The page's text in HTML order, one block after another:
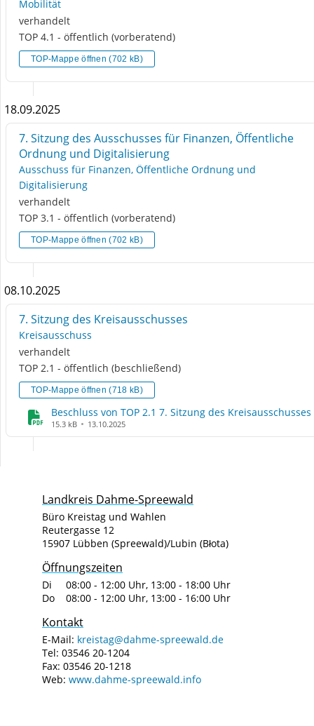
Mobilität
verhandelt
TOP 4.1 - öffentlich (vorberatend)
TOP-Mappe öffnen (702 kB)
18.09.2025
7. Sitzung des Ausschusses für Finanzen, Öffentliche
Ordnung und Digitalisierung
Ausschuss für Finanzen, Öffentliche Ordnung und
Digitalisierung
verhandelt
TOP 3.1 - öffentlich (vorberatend)
TOP-Mappe öffnen (702 kB)
08.10.2025
7. Sitzung des Kreisausschusses
Kreisausschuss
verhandelt
TOP 2.1 - öffentlich (beschließend)
TOP-Mappe öffnen (718 kB)
Beschluss von TOP 2.1 7. Sitzung des Kreisausschusses
15.3 kB 13.10.2025
Landkreis Dahme-Spreewald
Büro Kreistag und Wahlen
Reutergasse 12
15907 Lübben (Spreewald)/Lubin (Błota)
Öffnungszeiten
Di 08:00 - 12:00 Uhr, 13:00 - 18:00 Uhr
Do 08:00 - 12:00 Uhr, 13:00 - 16:00 Uhr
Kontakt
E-Mail: kreistag@dahme-spreewald.de
Tel: 03546 20-1204
Fax: 03546 20-1218
Web: www.dahme-spreewald.info